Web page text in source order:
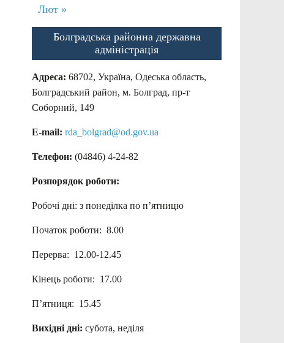
Лют »
Болградська районна державна
адміністрація
Адреса: 68702, Україна, Одеська область,
Болградський район, м. Болград, пр-т
Соборний, 149
E-mail: rda_bolgrad@od.gov.ua
Телефон: (04846) 4-24-82
Розпорядок роботи:
Робочі дні: з понеділка по п’ятницю
Початок роботи: 8.00
Перерва: 12.00-12.45
Кінець роботи: 17.00
П’ятниця: 15.45
Вихідні дні: субота, неділя